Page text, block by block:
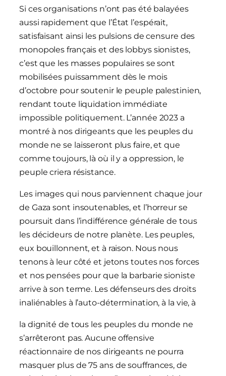
Si ces organisations n’ont pas été balayées
aussi rapidement que l’État l’espérait,
satisfaisant ainsi les pulsions de censure des
monopoles français et des lobbys sionistes,
c’est que les masses populaires se sont
mobilisées puissamment dès le mois
d’octobre pour soutenir le peuple palestinien,
rendant toute liquidation immédiate
impossible politiquement. L’année 2023 a
montré à nos dirigeants que les peuples du
monde ne se laisseront plus faire, et que
comme toujours, là où il y a oppression, le
peuple criera résistance.
Les images qui nous parviennent chaque jour
de Gaza sont insoutenables, et l’horreur se
poursuit dans l’indifférence générale de tous
les décideurs de notre planète. Les peuples,
eux bouillonnent, et à raison. Nous nous
tenons à leur côté et jetons toutes nos forces
et nos pensées pour que la barbarie sioniste
arrive à son terme. Les défenseurs des droits
inaliénables à l’auto-détermination, à la vie, à
la dignité de tous les peuples du monde ne
s’arrêteront pas. Aucune offensive
réactionnaire de nos dirigeants ne pourra
masquer plus de 75 ans de souffrances, de